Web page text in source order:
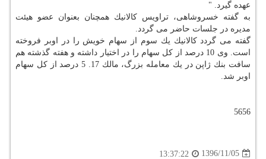
عهده گیرد. "
به گفته خسروشاهی، تراویس كالانیك همچنان بعنوان عضو هیئت
مدیره در جلسات حاضر می گردد.
گفته می گردد كالانیك یك سوم از سهام خویش را در اوبر فروخته
است. وی 10 درصد از كل سهام را در اختیار داشته و هفته گذشته هم
سافت بنك ژاپن در یك معامله بزرگ، مالك 17. 5 درصد از كل سهام
اوبر شد.
5656
1396/11/05
13:37:22